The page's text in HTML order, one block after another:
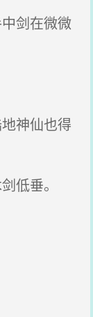
剑在微微
神仙也得
低垂。